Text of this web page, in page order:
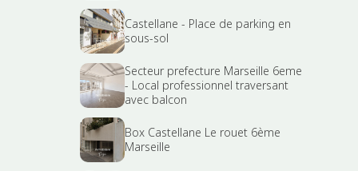
Castellane - Place de parking en
sous-sol
Secteur prefecture Marseille 6eme
- Local professionnel traversant
avec balcon
Box Castellane Le rouet 6ème
Marseille